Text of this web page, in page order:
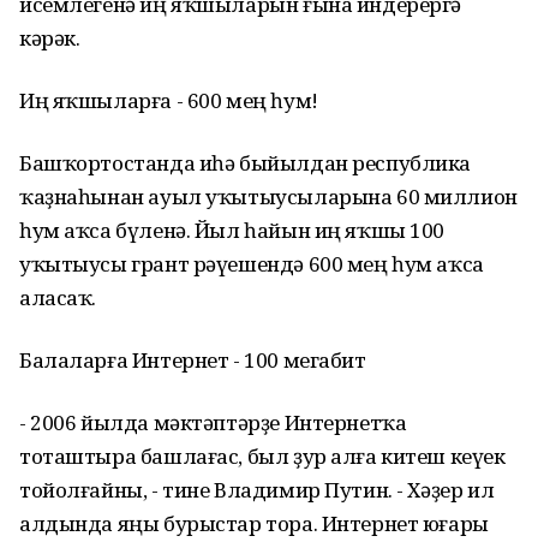
кәрәк.
Иң яҡшыларға - 600 мең һум!
Башҡортостанда иһә быйылдан республика
ҡаҙнаһынан ауыл уҡытыусыларына 60 миллион
һум аҡса бүленә. Йыл һайын иң яҡшы 100
уҡытыусы грант рәүешендә 600 мең һум аҡса
аласаҡ.
Балаларға Интернет - 100 мегабит
- 2006 йылда мәктәптәрҙе Интернетҡа
тоташтыра башлағас, был ҙур алға китеш кеүек
тойолғайны, - тине Владимир Путин. - Хәҙер ил
алдында яңы бурыстар тора. Интернет юғары